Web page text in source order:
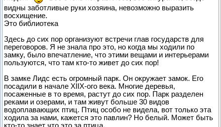
видны заботливые руки хозяина, невозможно выразить
восхищение.
Это библиотека
Здесь до сих пор организуют встречи глав государств для
переговоров. Я не знала про это, но когда мы ходили по
замку, было впечатление, что этими вещами и интерьерами
пользуются, что там кто-то живет до сих пор!
В замке Лидс есть огромный парк. Он окружает замок. Его
посадили в начале XIIX-ого века. Многие деревья,
посаженные в то время, растут до сих пор. Парк разделен
реками и озерами, и там живут больше 30 видов
водоплавающих птиц. Птиц особо не видела, вот только эта
ходила за нами, кажется это павлин? Но белый. Может быть